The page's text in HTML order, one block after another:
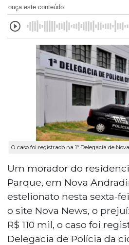
ouça este conteúdo
O caso foi registrado na 1º Delegacia de
Um morador do
Parque, em Nova
estelionato nesta sexta-
o site Nova News, o
R$ 110 mil, o caso foi
Delegacia de Polícia da